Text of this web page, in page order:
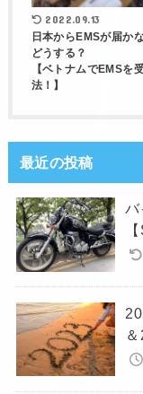
2022.09.13
日本からEMSが届か
どうする？
【ベトナムでEMSを
法！】
最近の投稿
バ